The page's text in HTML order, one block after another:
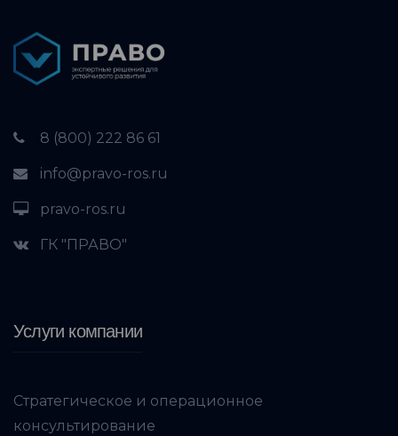
8 (800) 222 86 61
info@pravo-ros.ru
pravo-ros.ru
ГК "ПРАВО"
Услуги компании
Стратегическое и операционное
консультирование